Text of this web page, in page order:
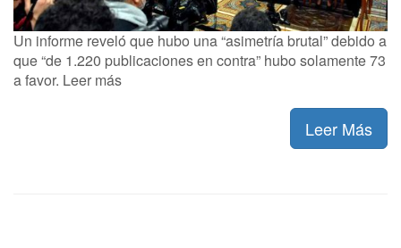
Un informe reveló que hubo una “asimetría brutal” debido a
que “de 1.220 publicaciones en contra” hubo solamente 73
a favor. Leer más
Leer Más